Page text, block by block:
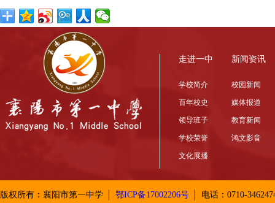
走进一中
学校简介
百年校史
领导班子
学校荣誉
文化展播
新闻资讯
校园新闻
媒体报道
教育新闻
鸿文影音
版权所有：襄阳市第一中学 鄂ICP备17002206号 电话：0710-